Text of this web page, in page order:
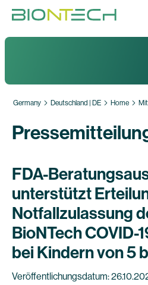
Germany Deutschland | DE Home
FDA-
unterstützt
Notfallzulassung
BioNTech COVID-
bei Kindern von 5
Veröffentlichungsdatum: